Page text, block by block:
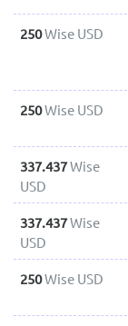
250Wise USD
250Wise USD
337.437Wise
USD
337.437Wise
USD
250Wise USD